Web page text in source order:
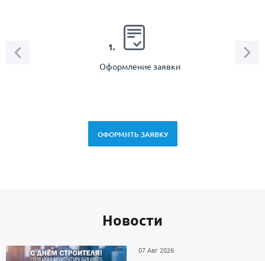
1.
Оформление заявки
ОФОРМИТЬ ЗАЯВКУ
Новоcти
07 Авг 2026